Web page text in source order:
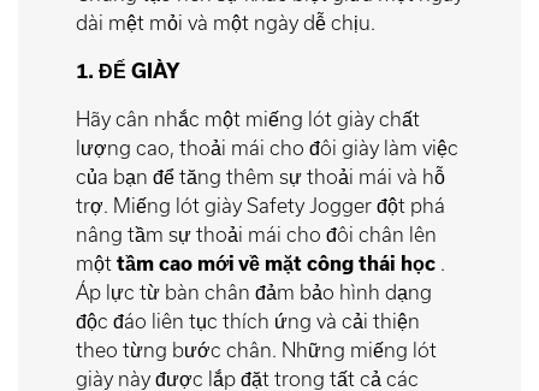
dài mệt mỏi và một ngày dễ chịu.
1. ĐẾ GIÀY
Hãy cân nhắc một miếng lót giày chất
lượng cao, thoải mái cho đôi giày làm việc
của bạn để tăng thêm sự thoải mái và hỗ
trợ. Miếng lót giày Safety Jogger đột phá
nâng tầm sự thoải mái cho đôi chân lên
một tầm cao mới về mặt công thái học
Áp lực từ bàn chân đảm bảo hình dạng
độc đáo liên tục thích ứng và cải thiện
theo từng bước chân. Những miếng lót
giày này được lắp đặt trong tất cả các